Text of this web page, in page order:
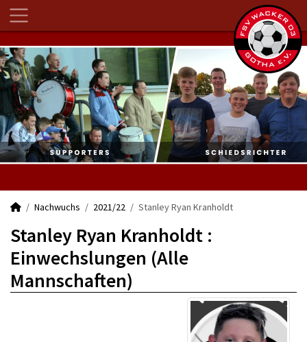
Nachwuchs 2021/22 Stanley Ryan Kranholdt
Stanley Ryan Kranholdt :
Einwechslungen (Alle
Mannschaften)